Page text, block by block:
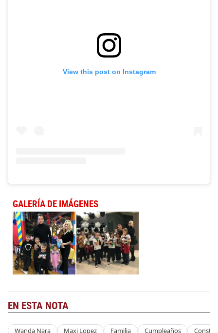
View this post on Instagram
GALERÍA DE IMÁGENES
EN ESTA NOTA
Wanda Nara Maxi Lopez Familia Cumpleaños